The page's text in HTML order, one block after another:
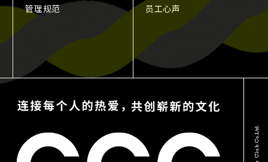
管理规范
员工心声